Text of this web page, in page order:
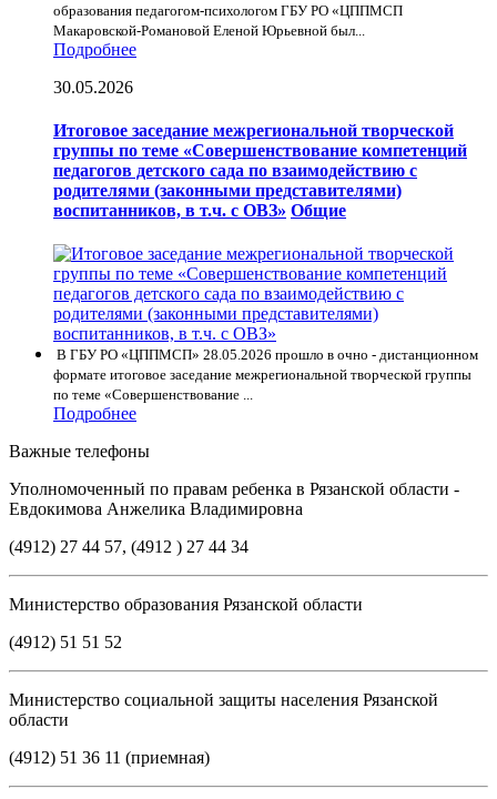
образования педагогом-психологом ГБУ РО «ЦППМСП
Макаровской-Романовой Еленой Юрьевной был...
Подробнее
30.05.2026
Итоговое заседание межрегиональной творческой
группы по теме «Совершенствование компетенций
педагогов детского сада по взаимодействию с
родителями (законными представителями)
воспитанников, в т.ч. с ОВЗ» Общие
В ГБУ РО «ЦППМСП» 28.05.2026 прошло в очно - дистанционном
формате итоговое заседание межрегиональной творческой группы
по теме «Совершенствование ...
Подробнее
Важные телефоны
Уполномоченный по правам ребенка в Рязанской области -
Евдокимова Анжелика Владимировна
(4912) 27 44 57, (4912 ) 27 44 34
Министерство образования Рязанской области
(4912) 51 51 52
Министерство социальной защиты населения Рязанской
области
(4912) 51 36 11 (приемная)